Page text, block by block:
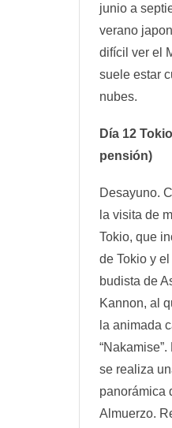
junio a
verano
difícil ver el
suele estar
nubes.
Día 12
pensión)
Desayuno.
la visita de
Tokio, que
de Tokio y
budista de
Kannon, al
la animada
se realiza
panorámica
Almuerzo.